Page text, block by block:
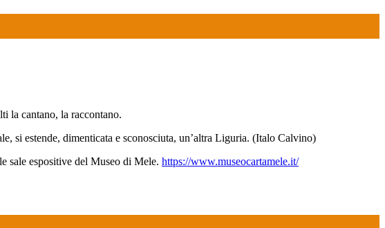
la cantano, la raccontano.
si estende, dimenticata e sconosciuta, un’altra Liguria. (Italo Calvino)
sale espositive del Museo di Mele. https://www.museocartamele.it/